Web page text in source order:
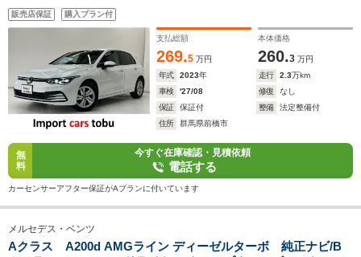
ラ/ETC/LEDヘッドライト/フルセグTV/パドルシフト/アクティ
ブクルーズコントロール/ブラインドスポットモニター/純正前後
ドラレコ/スマートキー/キーレス
販売店保証 購入プラン付
支払総額
269.5 万円
本体価格
260.3 万円
年式
2023年 走行 2.3万km
車検
'27/08 修復
なし
保証
保証付 整備
法定整備付
住所
群馬県前橋市
無
料
今すぐ在庫確認・見積依頼
電話する
カーセンサーアフター保証がAプランに付いています
メルセデス・ベンツ
Aクラス A200d AMGライン ディーゼルターボ 純正ナビ/B